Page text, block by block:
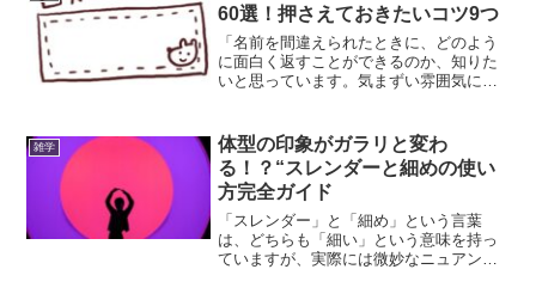
60選！押さえておきたいコツ9つ
「名前を間違えられたときに、どのよう
に面白く返すことができるのか、知りた
いと思っています。気まずい雰囲気にな
ストにお応えするために、今回は名前を
間違えられた際に即座に使...
雑学
体型の印象がガラリと変わ
る！？“スレンダーと細めの使い
方完全ガイド
「スレンダー」と「細め」という言葉
は、どちらも「細い」という意味を持っ
ていますが、実際には微妙なニュアンス